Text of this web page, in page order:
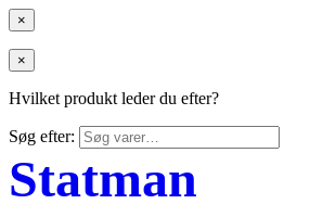
×
×
Hvilket produkt leder du efter?
Søg efter:
Statman